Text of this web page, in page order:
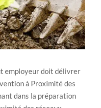
employeur doit délivrer
à Proximité des
dans la préparation